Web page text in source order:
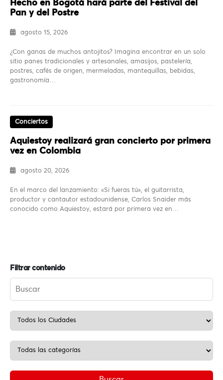
Hecho en Bogotá hará parte del Festival del
Pan y del Postre
agosto 15, 2026
¿Con ganas de muchos antojitos? Imagina encontrar en un solo
sitio panes tradicionales y artesanales, amasijos, pastelería,
postres, cafés de origen, mermeladas, mantequillas, bebidas,
gastronomía…
Conciertos
Aquiestoy realizará gran concierto por primera
vez en Colombia
agosto 20, 2026
En el marco del lanzamiento: «Si fueras tú», el guitarrista,
productor y cantautor estadounidense, Carlos Snaider más
conocido como Aquiestoy, estará por primera vez en…
Filtrar contenido